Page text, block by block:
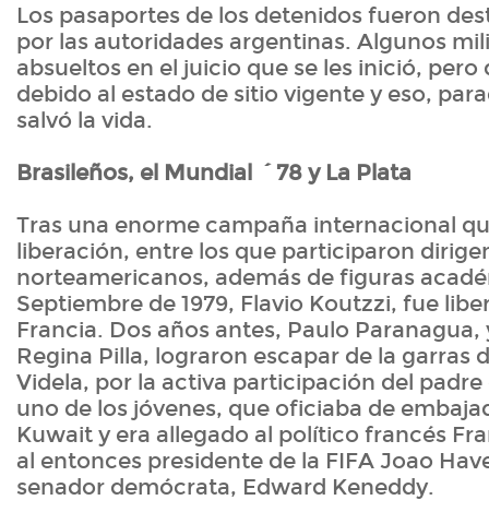
Los pasaportes de los detenidos fueron
por las autoridades argentinas. Algunos
absueltos en el juicio que se les inició, pero
debido al estado de sitio vigente y eso,
salvó la vida.
Brasileños, el Mundial ´78 y La Plata
Tras una enorme campaña internacional
liberación, entre los que participaron
norteamericanos, además de figuras
Septiembre de 1979, Flavio Koutzzi, fue
Francia. Dos años antes, Paulo
Regina Pilla, lograron escapar de la garras
Videla, por la activa participación del
uno de los jóvenes, que oficiaba de
Kuwait y era allegado al político francés
al entonces presidente de la FIFA Joao
senador demócrata, Edward Keneddy.